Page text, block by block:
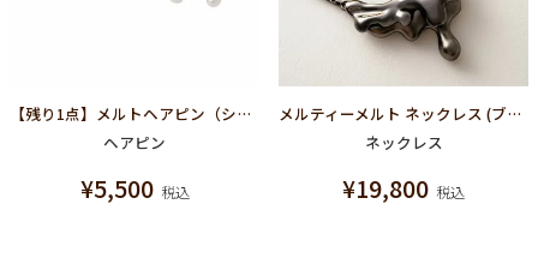
【残り1点】メルトヘアピン（シルバー）
ヘアピン
¥5,500 税込
メルティーメルト ネックレス (ブラック×マットブラック)
ネックレス
¥19,800 税込